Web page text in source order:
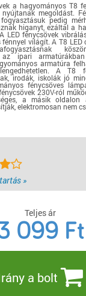
a hagyományos T8
megoldást.
pedig
higanyt, ezáltal a
LED fénycsövek
világít. A T8
az ipari
armatúra
A T8
irodák, iskolák jó
fénycsöves
230V-ról
a másik oldalon
elektromosan nem
»
Teljes ár
099 Ft
a bolt